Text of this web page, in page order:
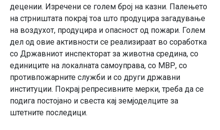
децении. Изречени се голем број на казни. Палењето
на стрништата покрај тоа што продуцира загадување
на воздухот, продуцира и опасност од пожари. Голем
дел од овие активности се реализираат во соработка
со Државниот инспекторат за животна средина, со
единиците на локалната самоуправа, со МВР, со
противпожарните служби и со други државни
институции. Покрај репресивните мерки, треба да се
подига постојано и свеста кај земјоделците за
штетните последици.